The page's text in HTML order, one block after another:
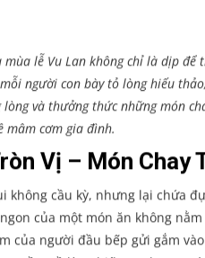
mùa lễ Vu Lan không chỉ là dịp
người con bày tỏ lòng hiếu
và thưởng thức những món
mâm cơm gia đình.
Vị – Món Chay
không cầu kỳ, nhưng lại chứa
của một món ăn không
của người đầu bếp gửi gắm